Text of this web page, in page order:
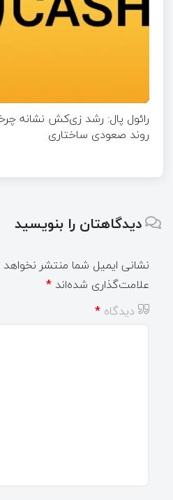
رائول پال: رشد زی‌کش نشانه
روند صعودی ساختاری
دیدگاهتان را بنویسید
نشانی ایمیل شما منتشر
علامت‌گذاری شده‌اند *
دیدگاه *